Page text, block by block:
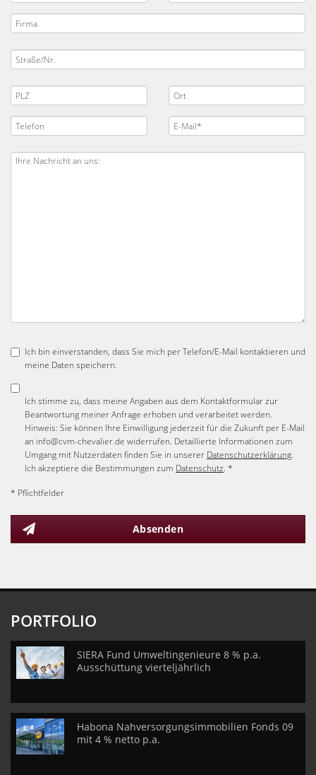
Ich bin einverstanden, dass Sie mich per Telefon/E-Mail kontaktieren und
meine Daten speichern.
Ich stimme zu, dass meine Angaben aus dem Kontaktformular zur
Beantwortung meiner Anfrage erhoben und verarbeitet werden.
Hinweis: Sie können Ihre Einwilligung jederzeit für die Zukunft per E-Mail
an info@cvm-chevalier.de widerrufen. Detaillierte Informationen zum
Umgang mit Nutzerdaten finden Sie in unserer Datenschutzerklärung.
Ich akzeptiere die Bestimmungen zum Datenschutz. *
* Pflichtfelder
Absenden
PORTFOLIO
SIERA Fund Umweltingenieure 8 % p.a.
Ausschüttung vierteljährlich
Habona Nahversorgungsimmobilien Fonds 09
mit 4 % netto p.a.